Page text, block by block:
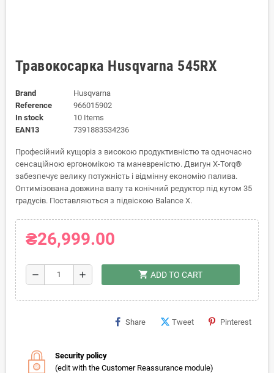
Травокосарка Husqvarna 545RХ
Brand
Husqvarna
Reference
966015902
In stock
10 Items
EAN13
7391883534236
Професійний кущоріз з високою продуктивністю та одночасно
сенсаційною ергономікою та маневреністю. Двигун X-Torq®
забезпечує велику потужність і відмінну економію палива.
Оптимізована довжина валу та конічний редуктор під кутом 35
градусів. Поставляються з підвіскою Balance X.
₴26,999.00
remove add shopping_cart ADD TO CART
Share Tweet Pinterest
Security policy
(edit with the Customer Reassurance module)